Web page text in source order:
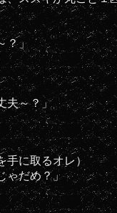
？」
夫～？」
手に取るオレ）
だめ？」